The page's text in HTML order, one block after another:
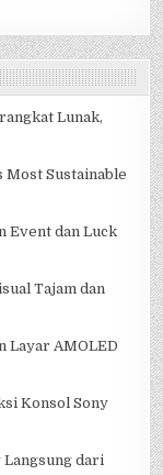
Lunak,
Sustainable
Event dan Luck
Tajam dan
Layar AMOLED
Konsol Sony
dari